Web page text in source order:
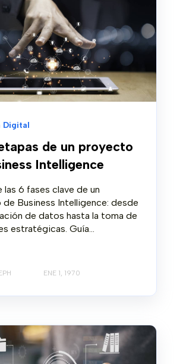
Digital
de un proyecto
Intelligence
las 6 fases clave de un
Business Intelligence: desde
de datos hasta la toma de
estratégicas. Guía...
ENE 1, 1970